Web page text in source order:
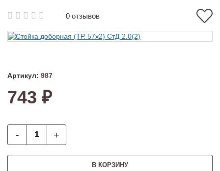
0 отзывов
Артикул: 987
743 ₽
- +
В КОРЗИНУ